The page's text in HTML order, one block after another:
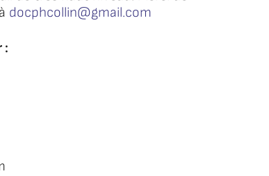
docphcollin@gmail.com
: